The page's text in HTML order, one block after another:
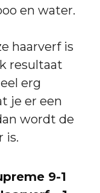
en water.
haarverf is
resultaat
erg
je er een
wordt de
is.
9-1